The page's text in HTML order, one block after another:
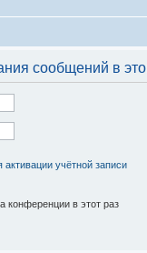
сообщений в
учётной записи
конференции в этот раз